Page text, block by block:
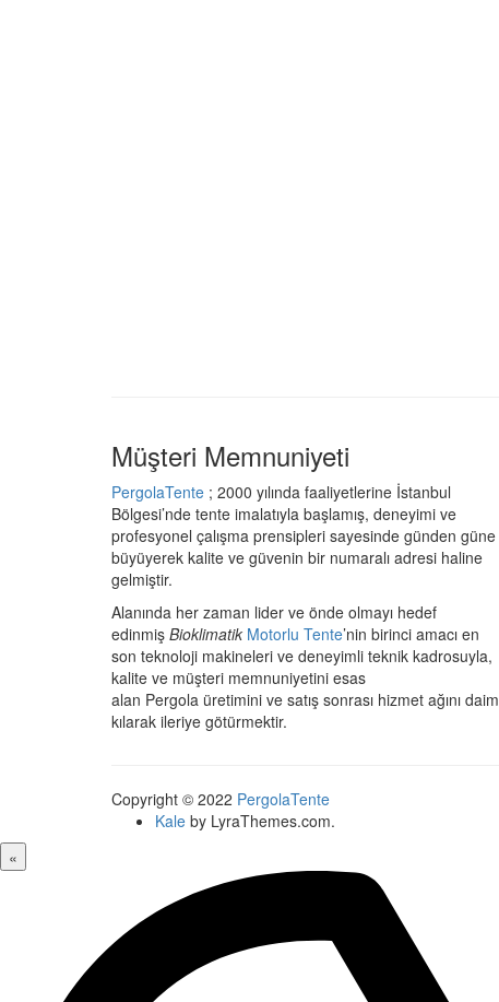
Müşteri Memnuniyeti
PergolaTente ; 2000 yılında faaliyetlerine İstanbul
Bölgesi’nde tente imalatıyla başlamış, deneyimi ve
profesyonel çalışma prensipleri sayesinde günden güne
büyüyerek kalite ve güvenin bir numaralı adresi haline
gelmiştir.
Alanında her zaman lider ve önde olmayı hedef
edinmiş Bioklimatik Motorlu Tente’nin birinci amacı en
son teknoloji makineleri ve deneyimli teknik kadrosuyla,
kalite ve müşteri memnuniyetini esas
alan Pergola üretimini ve satış sonrası hizmet ağını daim
kılarak ileriye götürmektir.
Copyright © 2022 PergolaTente
Kale by LyraThemes.com.
«